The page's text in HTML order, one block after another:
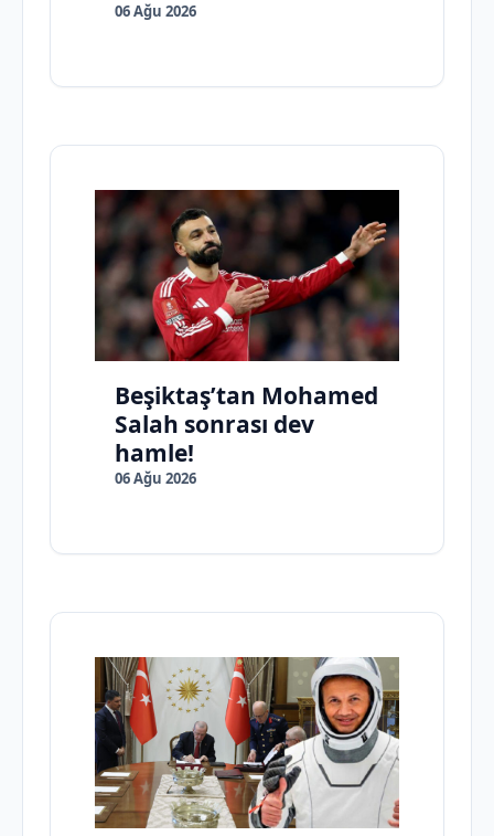
06 Ağu 2026
Beşiktaş’tan Mohamed
Salah sonrası dev
hamle!
06 Ağu 2026